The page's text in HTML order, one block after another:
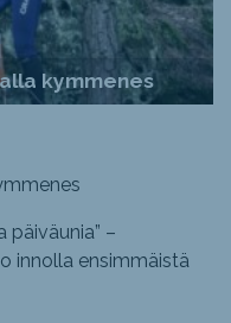
kymmenes
päiväunia” –
innolla ensimmäistä